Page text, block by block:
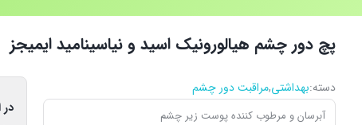
پچ دور چشم هیالورونیک اسید و نیاسینامید ایمیجز
دسته:بهداشتی,مراقبت دور چشم
آبرسان و مرطوب کننده پوست زیر چشم